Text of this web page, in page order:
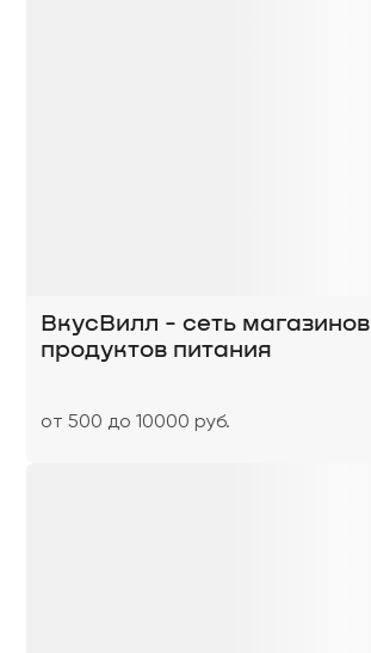
ВкусВилл - сеть магазинов
продуктов питания
от 500 до 10000 руб.